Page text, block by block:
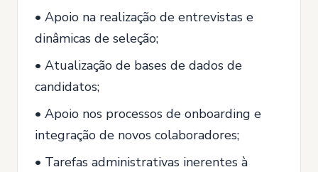
• Apoio na realização de entrevistas e
dinâmicas de seleção;
• Atualização de bases de dados de
candidatos;
• Apoio nos processos de onboarding e
integração de novos colaboradores;
• Tarefas administrativas inerentes à